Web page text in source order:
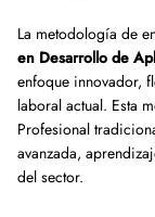
La metodología de
en Desarrollo de
enfoque innovador,
laboral actual. Esta
Profesional
avanzada,
del sector.